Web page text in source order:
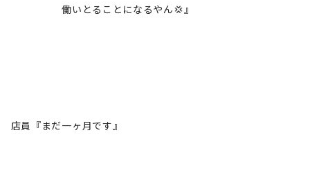
働いとることになるやん💢』
店員『まだ一ヶ月です』